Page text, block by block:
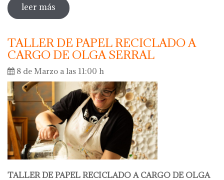
leer más sobre visita comentada olga serral
TALLER DE PAPEL RECICLADO A
CARGO DE OLGA SERRAL
8 de Marzo a las 11:00 h
TALLER DE PAPEL RECICLADO A CARGO DE OLGA